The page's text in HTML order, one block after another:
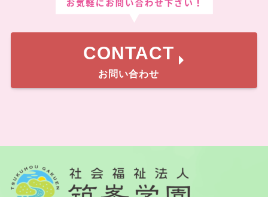
CONTACT
お問い合わせ